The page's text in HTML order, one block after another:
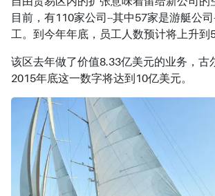
目前，有110家公司--其中57家是游艇公
工。到今年年底，员工人数预计将上升到
该区去年做了价值8.33亿美元的业务，古
2015年底这一数字将达到10亿美元。